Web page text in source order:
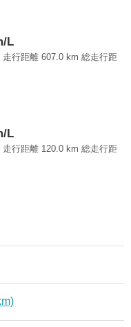
L
行距離 607.0 km 総走行距
L
行距離 120.0 km 総走行距